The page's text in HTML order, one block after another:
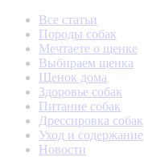
Все статьи
Породы собак
Мечтаете о щенке
Выбираем щенка
Щенок дома
Здоровье собак
Питание собак
Дрессировка собак
Уход и содержание
Новости